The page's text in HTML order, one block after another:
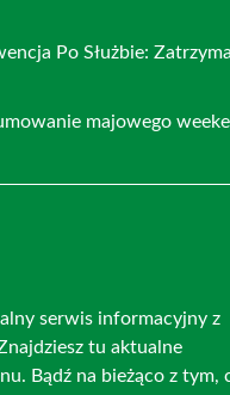
Po Służbie:
majowego
serwis informacyjny z
tu aktualne
Bądź na bieżąco z tym,